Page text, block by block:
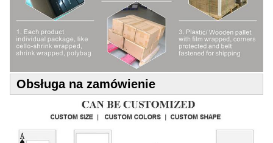
Obsługa na zamówienie